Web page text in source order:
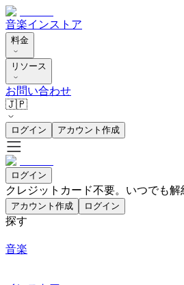
音楽インストア
料金
リソース
お問い合わせ
🇯🇵
ログイン アカウント作成
ログイン
クレジットカード不要。いつでも解
アカウント作成 ログイン
探す
音楽